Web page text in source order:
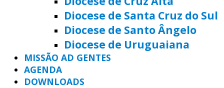
Diocese de Santa Cruz do Sul
Diocese de Santo Ângelo
Diocese de Uruguaiana
MISSÃO AD GENTES
AGENDA
DOWNLOADS